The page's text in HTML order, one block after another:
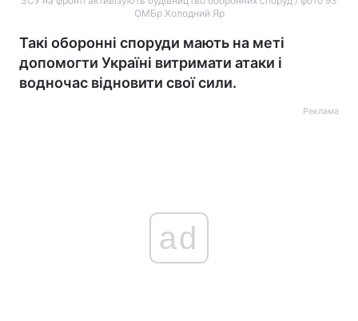
ОМБр Холодний Яр
Такі оборонні споруди мають на меті
допомогти Україні витримати атаки і
водночас відновити свої сили.
Реклама
ad